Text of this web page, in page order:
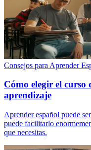
Consejos para Aprender
Cómo elegir el curso
aprendizaje
Aprender español puede
puede facilitarlo
que necesitas.